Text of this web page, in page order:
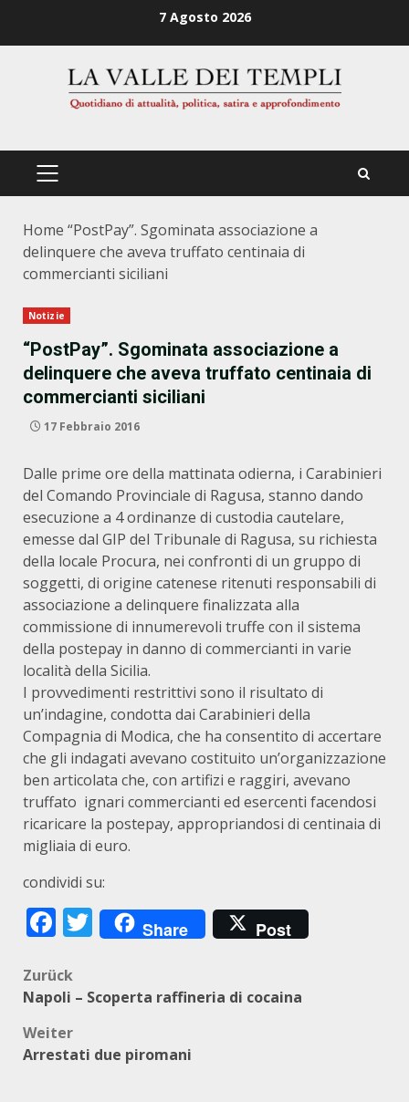
7 Agosto 2026
PRIMÄRES
Home “PostPay”. Sgominata associazione a
delinquere che aveva truffato centinaia di
commercianti siciliani
Notizie
“PostPay”. Sgominata associazione a
delinquere che aveva truffato centinaia di
commercianti siciliani
17 Febbraio 2016
Dalle prime ore della mattinata odierna, i Carabinieri
del Comando Provinciale di Ragusa, stanno dando
esecuzione a 4 ordinanze di custodia cautelare,
emesse dal GIP del Tribunale di Ragusa, su richiesta
della locale Procura, nei confronti di un gruppo di
soggetti, di origine catenese ritenuti responsabili di
associazione a delinquere finalizzata alla
commissione di innumerevoli truffe con il sistema
della postepay in danno di commercianti in varie
località della Sicilia.
I provvedimenti restrittivi sono il risultato di
un’indagine, condotta dai Carabinieri della
Compagnia di Modica, che ha consentito di accertare
che gli indagati avevano costituito un’organizzazione
ben articolata che, con artifizi e raggiri, avevano
truffato ignari commercianti ed esercenti facendosi
ricaricare la postepay, appropriandosi di centinaia di
migliaia di euro.
condividi su:
Facebook
Twitter
Share Post
Beitragsnavigation
Zurück
Napoli – Scoperta raffineria di cocaina
Weiter
Arrestati due piromani